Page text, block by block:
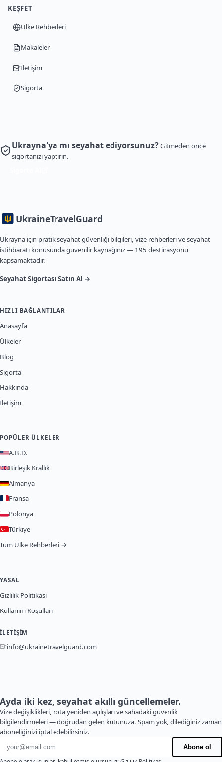
KEŞFET
Ülke Rehberleri
Makaleler
İletişim
Sigorta
Ukrayna'ya mı seyahat ediyorsunuz?Gitmeden önce
sigortanızı yaptırın.
UkraineTravelGuard
Ukrayna için pratik seyahat güvenliği bilgileri, vize rehberleri ve seyahat
istihbaratı konusunda güvenilir kaynağınız — 195 destinasyonu
kapsamaktadır.
Seyahat Sigortası Satın Al →
HIZLI BAĞLANTILAR
Anasayfa
Ülkeler
Blog
Sigorta
Hakkında
İletişim
POPÜLER ÜLKELER
A.B.D.
Birleşik Krallık
Almanya
Fransa
Polonya
Türkiye
Tüm Ülke Rehberleri →
YASAL
Gizlilik Politikası
Kullanım Koşulları
İLETIŞIM
info@ukrainetravelguard.com
Ayda iki kez, seyahat akıllı güncellemeler.
Vize değişiklikleri, rota yeniden açılışları ve sahadaki güvenlik
bilgilendirmeleri — doğrudan gelen kutunuza. Spam yok, dilediğiniz zaman
aboneliğinizi iptal edebilirsiniz.
E-posta adresi
Abone ol